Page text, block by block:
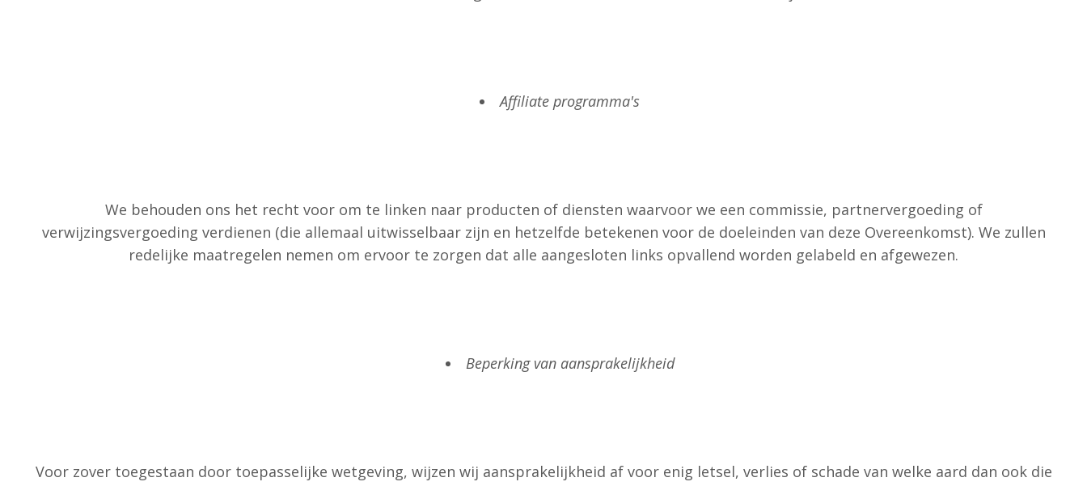
Affiliate programma's
We behouden ons het recht voor om te linken naar producten of diensten waarvoor we een commissie, partnervergoeding of
verwijzingsvergoeding verdienen (die allemaal uitwisselbaar zijn en hetzelfde betekenen voor de doeleinden van deze Overeenkomst). We zullen
redelijke maatregelen nemen om ervoor te zorgen dat alle aangesloten links opvallend worden gelabeld en afgewezen.
Beperking van aansprakelijkheid
Voor zover toegestaan ​​door toepasselijke wetgeving, wijzen wij aansprakelijkheid af voor enig letsel, verlies of schade van welke aard dan ook die